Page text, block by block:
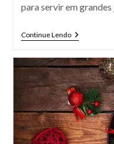
para servir em grandes
Continue LendoPalendroni
–
Salgada